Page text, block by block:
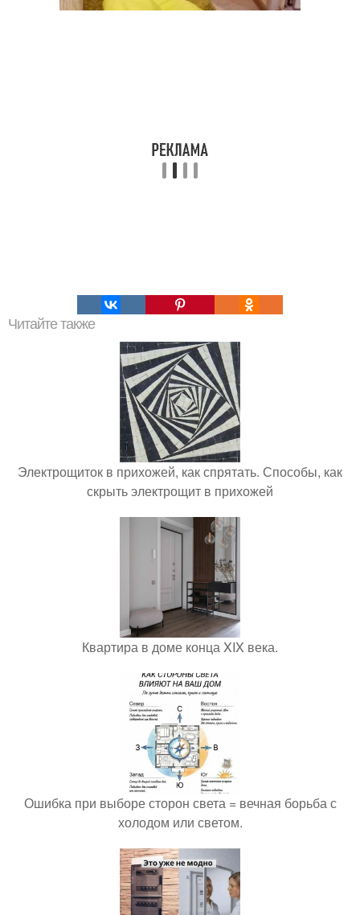
Читайте также
Электрощиток в прихожей, как спрятать. Способы, как
скрыть электрощит в прихожей
Квартира в доме конца XIX века.
Ошибка при выборе сторон света = вечная борьба с
холодом или светом.